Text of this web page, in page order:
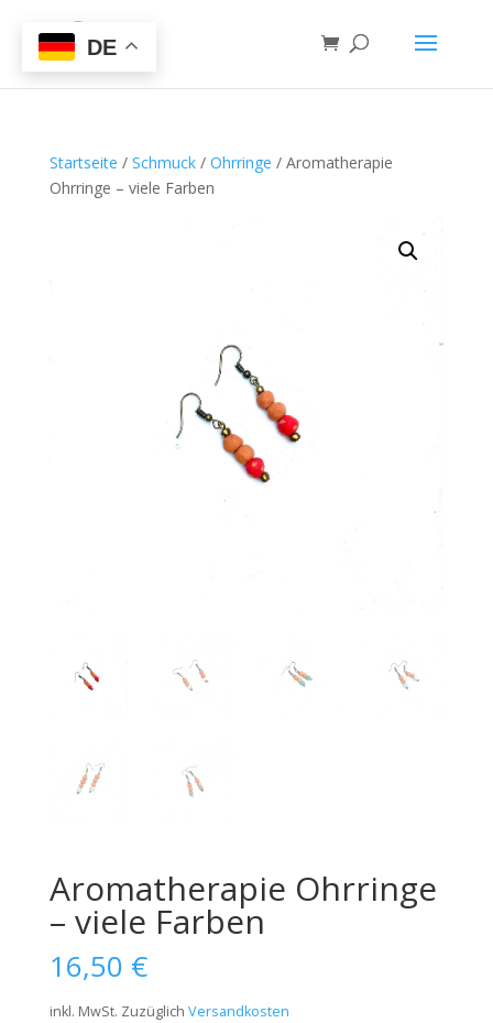
Startseite / Schmuck/ Ohrringe / Aromatherapie
Ohrringe – viele Farben
Aromatherapie Ohrringe
– viele Farben
16,50 €
inkl. MwSt. Zuzüglich Versandkosten
DE